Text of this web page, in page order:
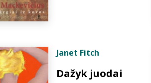
Janet Fitch
Dažyk juodai